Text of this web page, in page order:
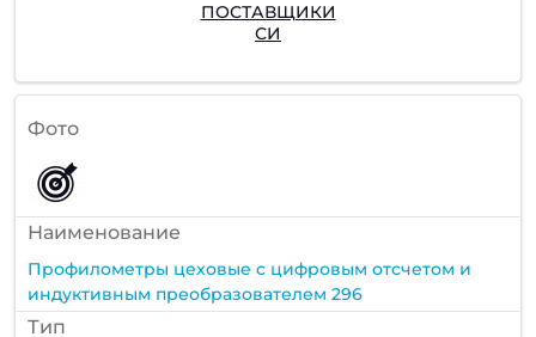
ПОСТАВЩИКИ
СИ
Фото
Наименование
Профилометры цеховые с цифровым отсчетом и
индуктивным преобразователем 296
Тип